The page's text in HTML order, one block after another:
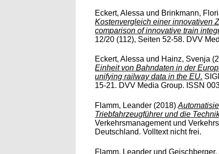
Eckert, Alessa und Brinkmann,
Kostenvergleich einer innovativen
comparison of innovative train
12/20 (112), Seiten 52-58. DVV
Eckert, Alessa und Hainz, Svenja
Einheit von Bahndaten in der
unifying railway data in the EU.
15-21. DVV Media Group. ISSN
Flamm, Leander (2018)
Triebfahrzeugführer und die
Verkehrsmanagement und
Deutschland. Volltext nicht frei.
Flamm, Leander und